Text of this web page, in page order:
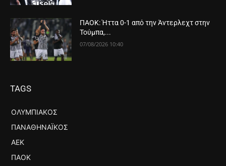
ΠΑΟΚ: Ήττα 0-1 από την Άντερλεχτ στην
Τούμπα,...
07/08/2026 10:40
TAGS
ΟΛΥΜΠΙΑΚΌΣ
ΠΑΝΑΘΗΝΑΪΚΌΣ
ΑΕΚ
ΠΑΟΚ